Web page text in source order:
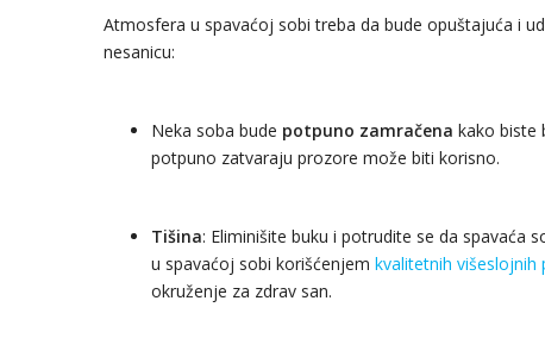
Atmosfera u spavaćoj sobi treba da bude opuštajuća i
nesanicu:
Neka soba bude potpuno zamračena kako biste
potpuno zatvaraju prozore može biti korisno.
Tišina: Eliminišite buku i potrudite se da spavaća
u spavaćoj sobi korišćenjem kvalitetnih višeslojnih
okruženje za zdrav san.